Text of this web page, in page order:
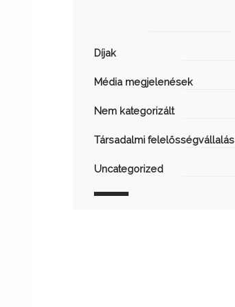
Díjak
Média megjelenések
Nem kategorizált
Társadalmi felelősségvállalás
Uncategorized